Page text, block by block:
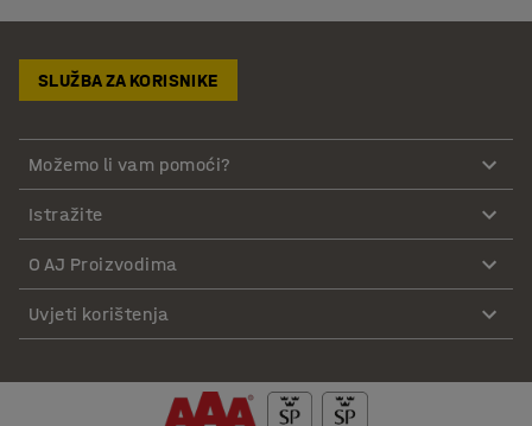
SLUŽBA ZA KORISNIKE
Možemo li vam pomoći?
Istražite
O AJ Proizvodima
Uvjeti korištenja